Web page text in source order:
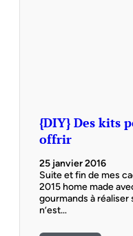
{DIY} Des kits
offrir
25 janvier 2016
Suite et fin de mes
2015 home made
gourmands à réaliser
n’est…